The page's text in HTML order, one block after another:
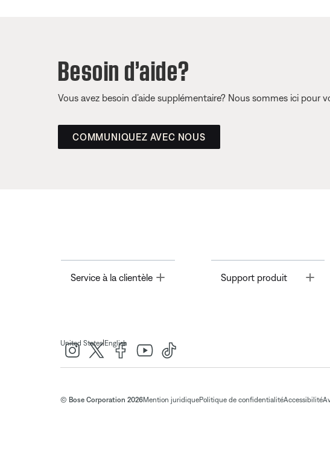
Besoin d’aide?
Vous avez besoin d’aide supplémentaire? Nous sommes ici pour
COMMUNIQUEZ AVEC NOUS
Service à la clientèle Toggle Support produit
United States| English
© Bose Corporation 2026Mention juridiquePolitique de confidentialitéAccessibilité